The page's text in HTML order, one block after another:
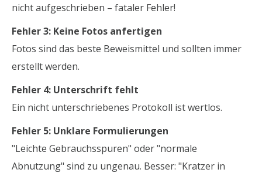
nicht aufgeschrieben – fataler Fehler!
Fehler 3: Keine Fotos anfertigen
Fotos sind das beste Beweismittel und sollten immer
erstellt werden.
Fehler 4: Unterschrift fehlt
Ein nicht unterschriebenes Protokoll ist wertlos.
Fehler 5: Unklare Formulierungen
"Leichte Gebrauchsspuren" oder "normale
Abnutzung" sind zu ungenau. Besser: "Kratzer in